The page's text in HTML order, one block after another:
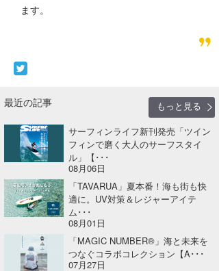
ます。
最近の記事
もっと見る
サーフィンライフ新刊発売「ツイン
フィンで磨く大人のサーフスタイ
ル」【･･･
08月06日
「TAVARUA」夏本番！海も街も快
適に。UV対策＆レジャーアイテ
ム･･･
08月01日
「MAGIC NUMBER®」海と未来を
つなぐコラボコレクション【A･･･
07月27日